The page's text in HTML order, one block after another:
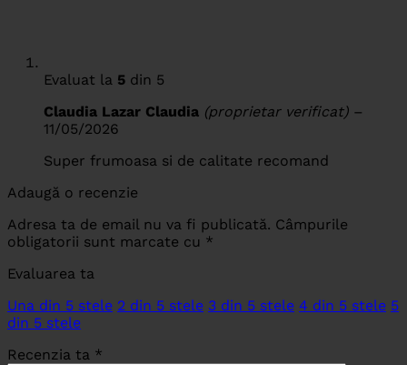
Evaluat la 5 din 5
Claudia Lazar Claudia (proprietar verificat) –
11/05/2026
Super frumoasa si de calitate recomand
Adaugă o recenzie
Adresa ta de email nu va fi publicată. Câmpurile
obligatorii sunt marcate cu *
Evaluarea ta
Una din 5 stele 2 din 5 stele 3 din 5 stele 4 din 5 stele 5
din 5 stele
Recenzia ta *